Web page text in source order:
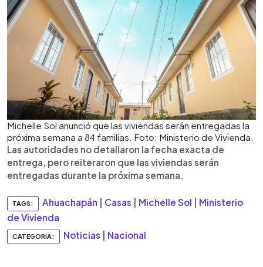
Michelle Sol anunció que las viviendas serán entregadas la
próxima semana a 84 familias. Foto: Ministerio de Vivienda.
Las autoridades no detallaron la fecha exacta de
entrega, pero reiteraron que las viviendas serán
entregadas durante la próxima semana.
TAGS: Ahuachapán Casas Michelle Sol
Ministerio
de Vivienda
CATEGORIA: Noticias Nacional